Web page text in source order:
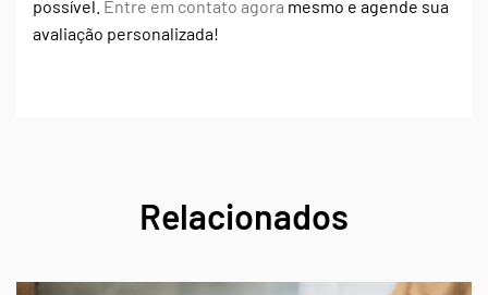
possível. Entre em contato agora mesmo e agende sua
avaliação personalizada!
Relacionados